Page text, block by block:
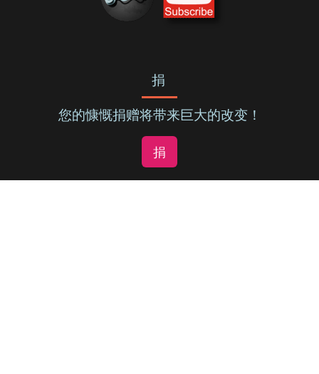
捐
您的慷慨捐赠将带来巨大的改变！
捐